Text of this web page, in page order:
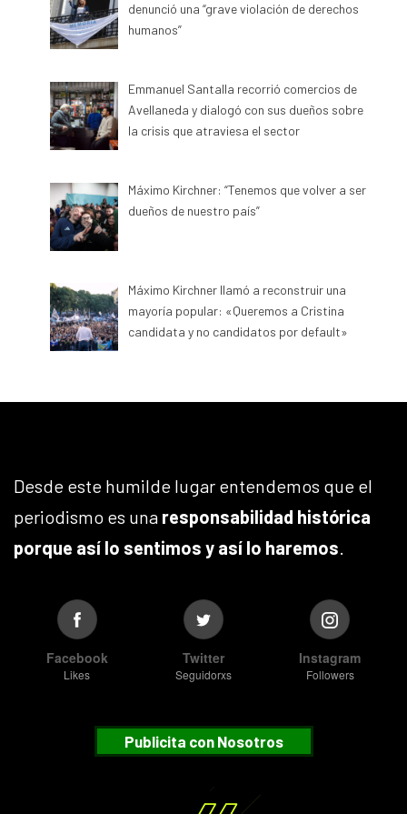
denunció una “grave violación de derechos
humanos”
Emmanuel Santalla recorrió comercios de
Avellaneda y dialogó con sus dueños sobre
la crisis que atraviesa el sector
Máximo Kirchner: “Tenemos que volver a ser
dueños de nuestro país”
Máximo Kirchner llamó a reconstruir una
mayoría popular: «Queremos a Cristina
candidata y no candidatos por default»
Desde este humilde lugar entendemos que el
periodismo es una responsabilidad histórica
porque así lo sentimos y así lo haremos.
Facebook
Likes
Twitter
Seguidorxs
Instagram
Followers
Publicita con Nosotros